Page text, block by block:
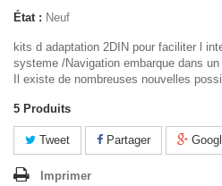
État : Neuf
kits d adaptation 2DIN pour faciliter l
systeme /Navigation embarque dans
Il existe de nombreuses nouvelles
5 Produits
Tweet Partager
Imprimer